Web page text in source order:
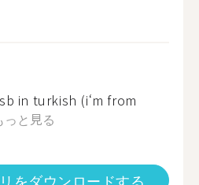
in turkish (i‘m from
っと見る
をダウンロードする